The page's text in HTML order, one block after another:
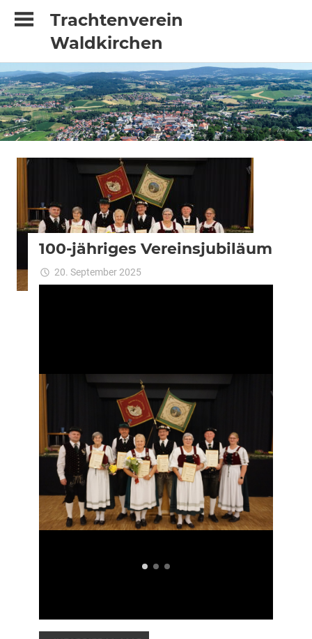
Inhalt
Trachtenverein
Waldkirchen
Uncategorized
100-jähriges Vereinsjubiläum
20. September 2025